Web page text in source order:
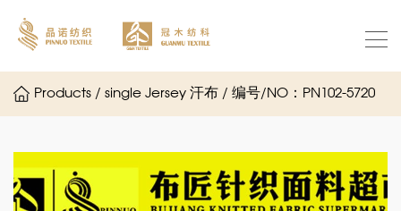
Products / single Jersey 汗布 / 编号/NO：PN102-5720